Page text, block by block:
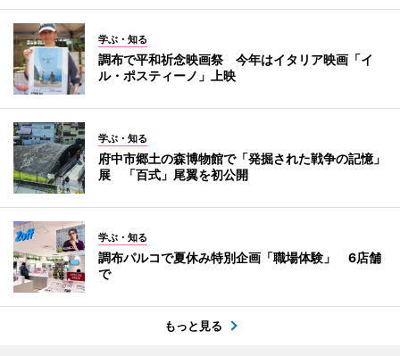
学ぶ・知る
調布で平和祈念映画祭 今年はイタリア映画「イ
ル・ポスティーノ」上映
学ぶ・知る
府中市郷土の森博物館で「発掘された戦争の記憶」
展 「百式」尾翼を初公開
学ぶ・知る
調布パルコで夏休み特別企画「職場体験」 6店舗
で
もっと見る